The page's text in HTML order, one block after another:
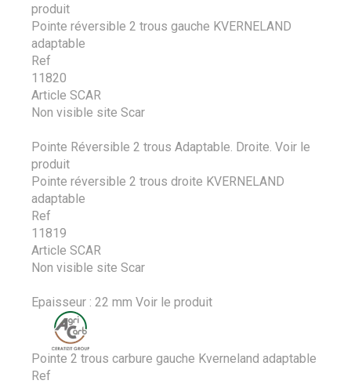
produit
Pointe réversible 2 trous gauche KVERNELAND
adaptable
Ref
11820
Article SCAR
Non visible site Scar
Pointe Réversible 2 trous Adaptable. Droite. Voir le
produit
Pointe réversible 2 trous droite KVERNELAND
adaptable
Ref
11819
Article SCAR
Non visible site Scar
Epaisseur : 22 mm Voir le produit
Pointe 2 trous carbure gauche Kverneland adaptable
Ref